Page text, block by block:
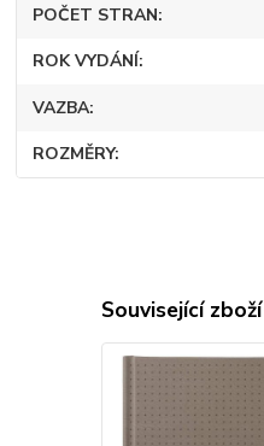
POČET STRAN
ROK VYDÁNÍ
VAZBA
ROZMĚRY
Související zboží